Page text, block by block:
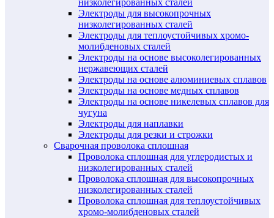
низколегированных сталей
Электроды для высокопрочных
низколегированных сталей
Электроды для теплоустойчивых хромо-
молибденовых сталей
Электроды на основе высоколегированных
нержавеющих сталей
Электроды на основе алюминиевых сплавов
Электроды на основе медных сплавов
Электроды на основе никелевых сплавов для
чугуна
Электроды для наплавки
Электроды для резки и строжки
Сварочная проволока сплошная
Проволока сплошная для углеродистых и
низколегированных сталей
Проволока сплошная для высокопрочных
низколегированных сталей
Проволока сплошная для теплоустойчивых
хромо-молибденовых сталей